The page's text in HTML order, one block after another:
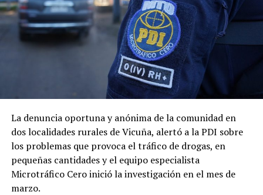
La denuncia oportuna y anónima de la comunidad en
dos localidades rurales de Vicuña, alertó a la PDI sobre
los problemas que provoca el tráfico de drogas, en
pequeñas cantidades y el equipo especialista
Microtráfico Cero inició la investigación en el mes de
marzo.